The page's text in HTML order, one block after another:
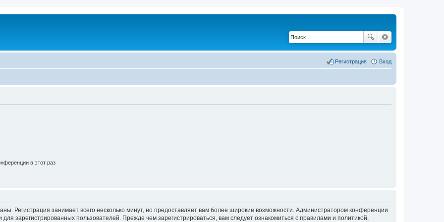
Вход
Регистрация
в этот раз
Регистрация занимает всего несколько минут, но предоставляет вам более широкие возможности. Администратором конференции
зарегистрированных пользователей. Прежде чем зарегистрироваться, вам следует ознакомиться с правилами и политикой,